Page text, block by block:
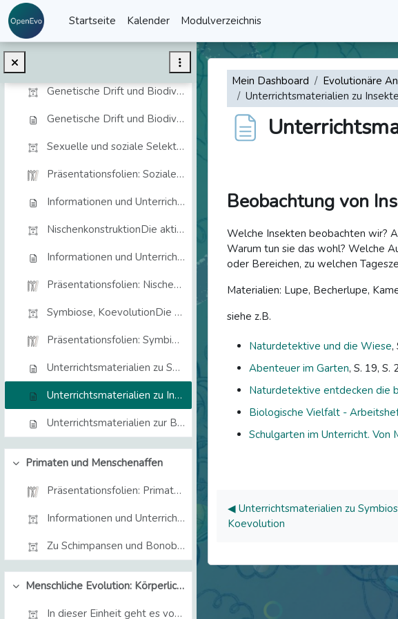
Zum Hauptinhalt
Startseite
Kalender Modulverzeichnis
Einklappen
In dieser Einheit beschäftigen wir uns mit weitere...
Genetische Drift und BiodiversitätZufallsbedingte ...
Genetische Drift und Biodiversität
Sexuelle und soziale SelektionDie Rolle der sozial...
Präsentationsfolien: Soziale und sexuelle Evolution
Informationen und Unterrichtsmaterialien zur sexuellen und sozialen Selektion
NischenkonstruktionDie aktive Rolle von Organismen...
Informationen und Unterrichtsmaterialien zu Nischenkonstruktion
Präsentationsfolien: Nischenkonstruktion
Symbiose, KoevolutionDie Rolle von Wechselbeziehun...
Präsentationsfolien: Symbiose und Koevolution
Unterrichtsmaterialien zu Symbiose und Koevolution
Unterrichtsmaterialien zu Insekten und (Schul)Garten
Unterrichtsmaterialien zur Blattschneiderameise
Einklappen
Primaten und Menschenaffen
Präsentationsfolien: Primaten und Menschenaffen
Informationen und Unterrichtsmaterialien Gr...
Zu Schimpansen und BonobosArtikel: Zeit Online. Di...
Einklappen
Menschliche Evolution: Körperliche Merkmale
In dieser Einheit geht es vor allem um die Evoluti...
Mein Dashboard
Evolutionäre
Unterrichtsmaterialien zu
Beobachtung von
Welche Insekten beobachten wir?
Warum tun sie das wohl? Welche
oder Bereichen, zu welchen
Materialien: Lupe, Becherlupe,
siehe z.B.
Naturdetektive und die Wiese,
Abenteuer im Garten, S. 19,
Naturdetektive entdecken die
Biologische Vielfalt -
Schulgarten im Unterricht. Von
◀︎ Unterrichtsmaterialien zu
Koevolution